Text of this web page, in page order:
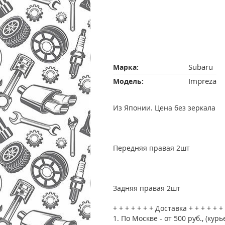
Марка: Subaru
Модель: Impreza
Из Японии. Цена без зеркала
Передняя правая 2шт
Задняя правая 2шт
+ + + + + + + Доставка + + + + + +
1. По Москве - от 500 руб.,